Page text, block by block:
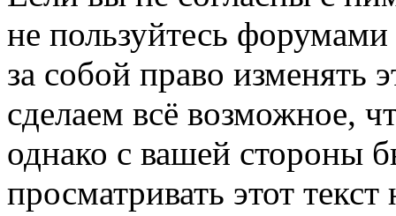
не пользуйтесь
за собой право изменять
сделаем всё возможное,
однако с вашей стороны
просматривать этот